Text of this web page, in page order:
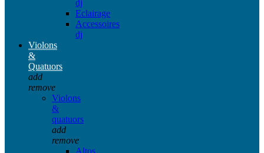
dj
Eclairage
Accessoires
dj
Violons
&
Quatuors
add
remove
Violons
&
quatuors
add
remove
Altos